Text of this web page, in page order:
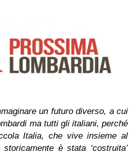
un futuro diverso, a cui
ma tutti gli italiani, perché
Italia, che vive insieme al
è stata ‘costruita’